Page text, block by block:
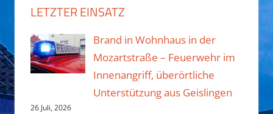
LETZTER EINSATZ
Brand in Wohnhaus in der
Mozartstraße – Feuerwehr im
Innenangriff, überörtliche
Unterstützung aus Geislingen
26 Juli, 2026